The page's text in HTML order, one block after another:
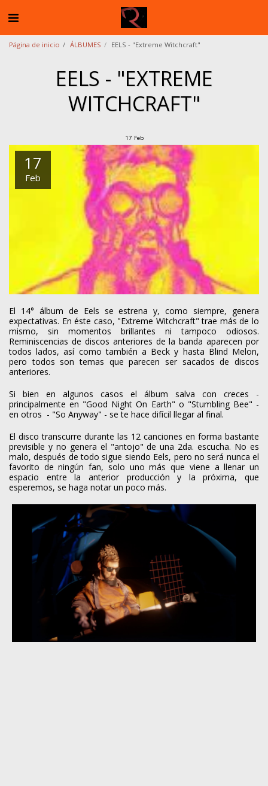
Página de inicio ÁLBUMES EELS - "Extreme Witchcraft"
EELS - "EXTREME
WITCHCRAFT"
17 Feb
17
Feb
El 14° álbum de Eels se estrena y, como siempre, genera
expectativas. En éste caso, "Extreme Witchcraft" trae más de lo
mismo, sin momentos brillantes ni tampoco odiosos.
Reminiscencias de discos anteriores de la banda aparecen por
todos lados, así como también a Beck y hasta Blind Melon,
pero todos son temas que parecen ser sacados de discos
anteriores.
Si bien en algunos casos el álbum salva con creces -
principalmente en "Good Night On Earth" o "Stumbling Bee" -
en otros - "So Anyway" - se te hace difícil llegar al final.
El disco transcurre durante las 12 canciones en forma bastante
previsible y no genera el "antojo" de una 2da. escucha. No es
malo, después de todo sigue siendo Eels, pero no será nunca el
favorito de ningún fan, solo uno más que viene a llenar un
espacio entre la anterior producción y la próxima, que
esperemos, se haga notar un poco más.